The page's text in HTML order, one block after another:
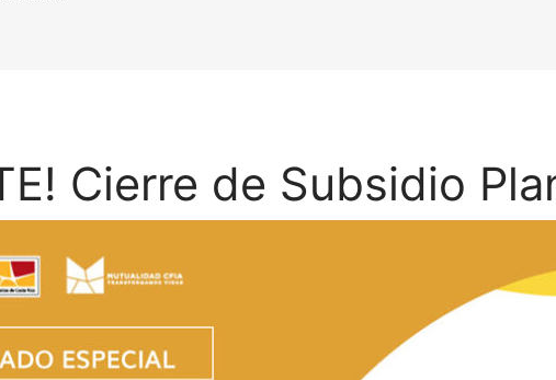
Cierre de Subsidio